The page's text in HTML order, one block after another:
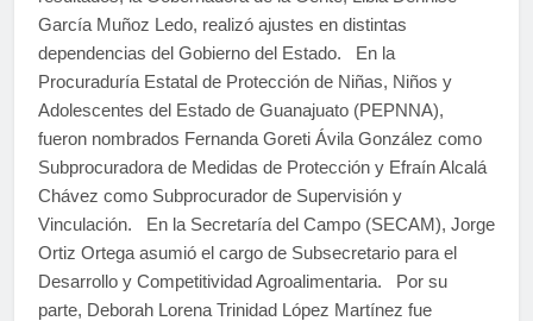
García Muñoz Ledo, realizó ajustes en distintas
dependencias del Gobierno del Estado. En la
Procuraduría Estatal de Protección de Niñas, Niños y
Adolescentes del Estado de Guanajuato (PEPNNA),
fueron nombrados Fernanda Goreti Ávila González como
Subprocuradora de Medidas de Protección y Efraín Alcalá
Chávez como Subprocurador de Supervisión y
Vinculación. En la Secretaría del Campo (SECAM), Jorge
Ortiz Ortega asumió el cargo de Subsecretario para el
Desarrollo y Competitividad Agroalimentaria. Por su
parte, Deborah Lorena Trinidad López Martínez fue